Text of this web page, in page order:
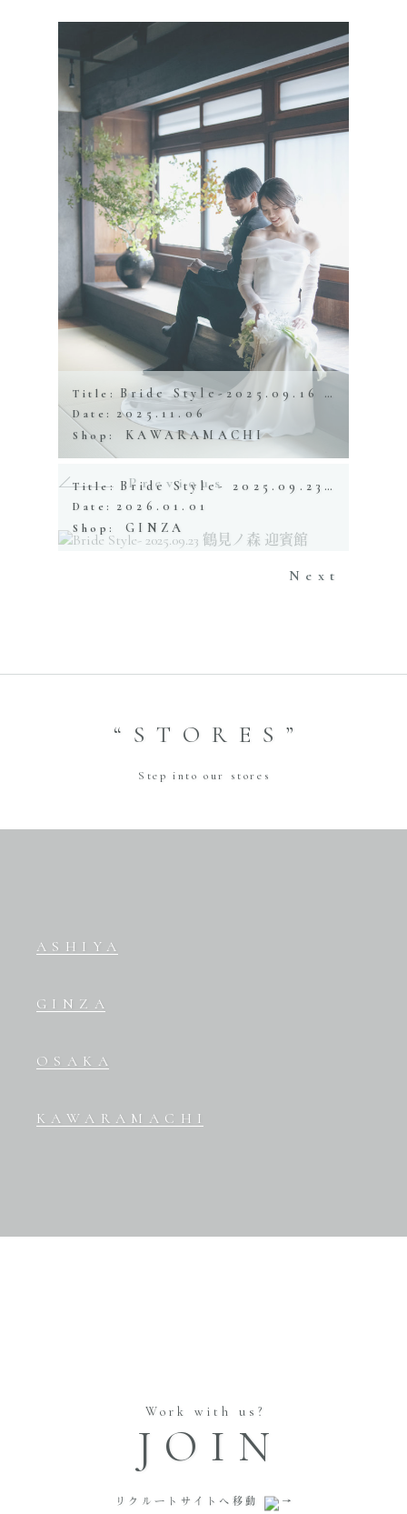
Title: Bride Style-2025.09.16 Amtteliebe Photo Plan
Date: 2025.11.06
Shop: KAWARAMACHI
Previous
Title: Bride Style- 2025.09.23 鶴見ノ森 迎賓館
Date: 2026.01.01
Shop: GINZA
Next
“STORES”
Step into our stores
ASHIYA
GINZA
OSAKA
KAWARAMACHI
Work with us?
JOIN
リクルートサイトへ移動